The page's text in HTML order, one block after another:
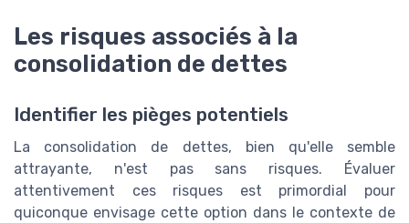
Les risques associés à la
consolidation de dettes
Identifier les pièges potentiels
La consolidation de dettes, bien qu'elle semble
attrayante, n'est pas sans risques. Évaluer
attentivement ces risques est primordial pour
quiconque envisage cette option dans le contexte de